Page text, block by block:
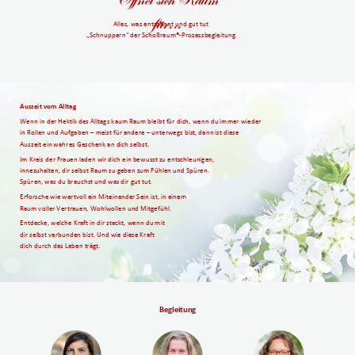
für...
Alles, was entspannt und gut tut
„Schnuppern“ der Schoßraum®-Prozessbegleitung
Auszeit vom Alltag
Wenn in der Hektik des Alltags kaum Raum bleibt für dich, wenn du immer wieder
in Rollen und Aufgaben – meist für andere – unterwegs bist, dann ist diese
Auszeit ein wahres Geschenk an dich selbst.
Im Kreis der Frauen laden wir dich ein bewusst zu entschleunigen,
innezuhalten, dir selbst Raum zu geben zum Fühlen und Spüren.
Spüren, was du brauchst und was dir gut tut.
Erforsche wie wertvoll ein Miteinander Sein ist, in einem
Raum voller Vertrauen, Wohlwollen und Mitgefühl.
Entdecke, welche Kraft in dir steckt, wenn du mit
dir selbst verbunden bist. Und wie diese Kraft
dich durch das Leben trägt.
Begleitung